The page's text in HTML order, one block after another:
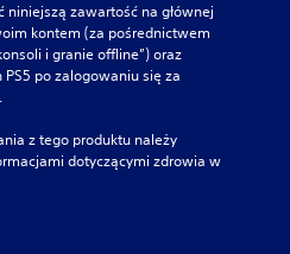
niniejszą zawartość na głównej
kontem (za pośrednictwem
i granie offline”) oraz
po zalogowaniu się za
z tego produktu należy
dotyczącymi zdrowia w